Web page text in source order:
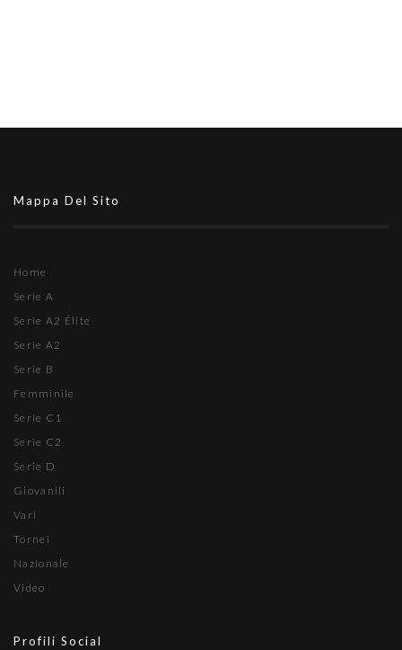
Mappa Del Sito
Home
Serie A
Serie A2 Élite
Serie A2
Serie B
Femminile
Serie C1
Serie C2
Serie D
Giovanili
Vari
Tornei
Nazionale
Video
Profili Social